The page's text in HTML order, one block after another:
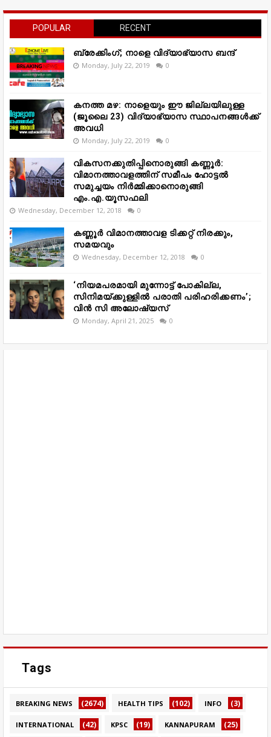
POPULAR RECENT
ബ്രേക്കിംഗ്; നാളെ വിദ്യാഭ്യാസ ബന്ദ്
Monday, July 22, 2019 0
കനത്ത മഴ: നാളെയും ഈ ജില്ലയിലുള്ള
(ജൂലൈ 23) വിദ്യാഭ്യാസ സ്ഥാപനങ്ങൾക്ക്
അവധി
Monday, July 22, 2019 0
വികസനക്കുതിപ്പിനൊരുങ്ങി കണ്ണൂർ:
വിമാനത്താവളത്തിന് സമീപം ഹോട്ടൽ
സമുച്ചയം നിർമ്മിക്കാനൊരുങ്ങി
എം.എ.യൂസഫലി
Wednesday, December 12, 2018 0
കണ്ണൂർ വിമാനത്താവള ടിക്കറ്റ് നിരക്കും,
സമയവും
Wednesday, December 12, 2018 0
‘നിയമപരമായി മുന്നോട്ട് പോകില്ല,
സിനിമയ്ക്കുള്ളിൽ പരാതി പരിഹരിക്കണം’;
വിൻ സി അലോഷ്യസ്
Monday, April 21, 2025 0
Tags
BREAKING NEWS (2674) HEALTH TIPS (102) INFO (3)
INTERNATIONAL (42) KPSC (19) KANNAPURAM (25)